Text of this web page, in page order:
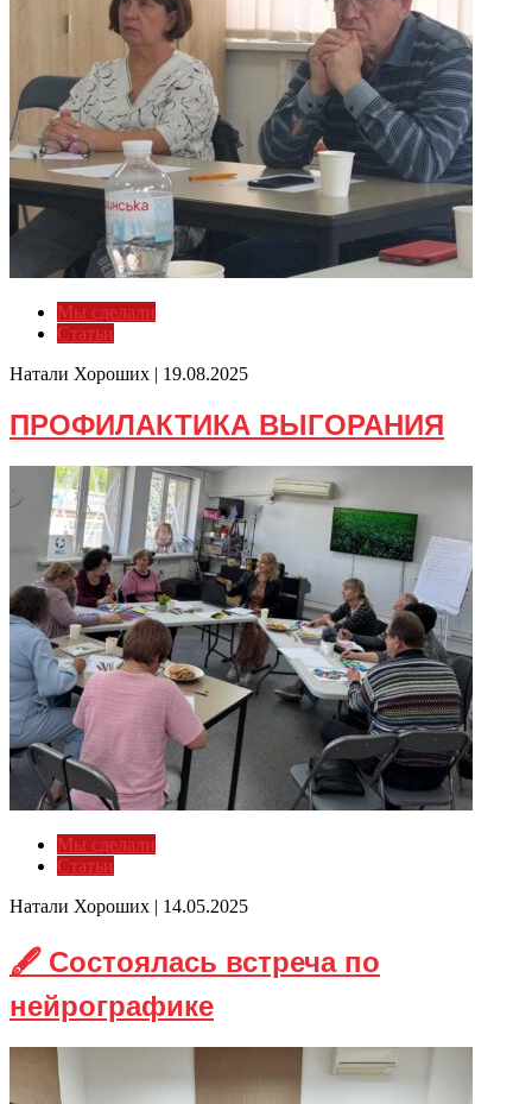
Мы сделали
Статьи
Натали Хороших | 19.08.2025
ПРОФИЛАКТИКА ВЫГОРАНИЯ
Мы сделали
Статьи
Натали Хороших | 14.05.2025
🖋 Состоялась встреча по
нейрографике